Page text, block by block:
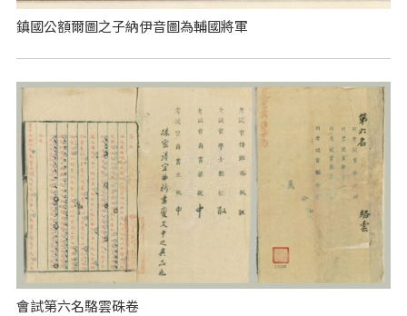
鎮國公額爾圖之子納伊音圖為輔國將軍
會試第六名駱雲硃卷